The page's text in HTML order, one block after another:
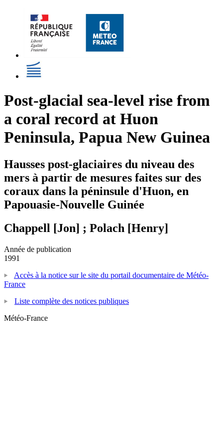
Post-glacial sea-level rise from
a coral record at Huon
Peninsula, Papua New Guinea
Hausses post-glaciaires du niveau des
mers à partir de mesures faites sur des
coraux dans la péninsule d'Huon, en
Papouasie-Nouvelle Guinée
Chappell [Jon] ; Polach [Henry]
Année de publication
1991
Accès à la notice sur le site du portail documentaire de Météo-
France
Liste complète des notices publiques
Météo-France